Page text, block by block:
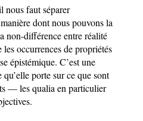
nous faut séparer
dont nous pouvons la
non-différence entre réalité
occurrences de propriétés
épistémique. C’est une
porte sur ce que sont
— les qualia en particulier